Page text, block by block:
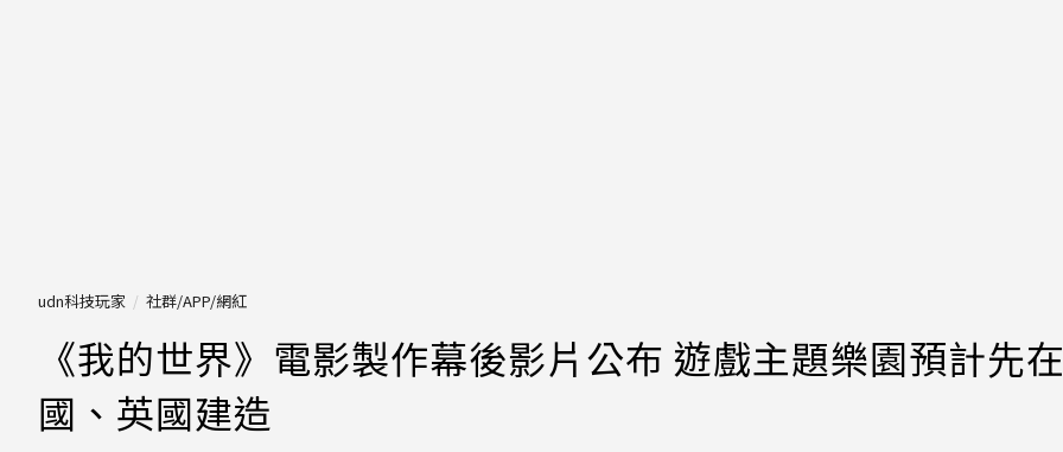
udn科技玩家 社群/APP/網紅
《我的世界》電影製作幕後影片公布 遊戲主題樂園預計先
國、英國建造